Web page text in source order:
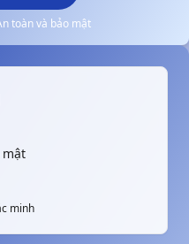
toàn và bảo mật
minh